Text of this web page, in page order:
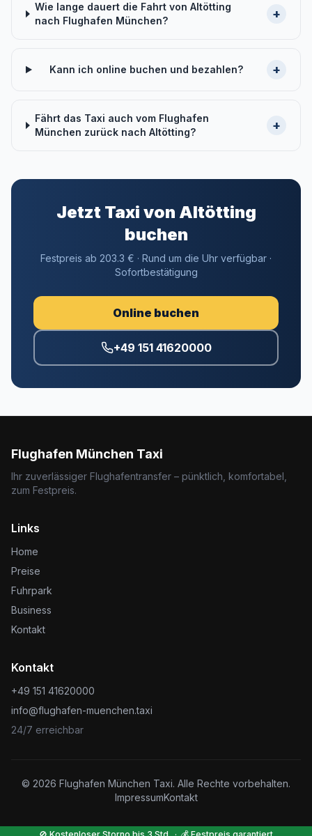
Wie lange dauert die Fahrt von Altötting
nach Flughafen München?
+
Kann ich online buchen und bezahlen? +
Fährt das Taxi auch vom Flughafen
München zurück nach Altötting?
+
Jetzt Taxi von Altötting
buchen
Festpreis ab 203.3 € · Rund um die Uhr verfügbar ·
Sofortbestätigung
Online buchen
+49 151 41620000
Flughafen München Taxi
Ihr zuverlässiger Flughafentransfer – pünktlich, komfortabel,
zum Festpreis.
Links
Home
Preise
Fuhrpark
Business
Kontakt
Kontakt
+49 151 41620000
info@flughafen-muenchen.taxi
24/7 erreichbar
© 2026 Flughafen München Taxi. Alle Rechte vorbehalten.
ImpressumKontakt